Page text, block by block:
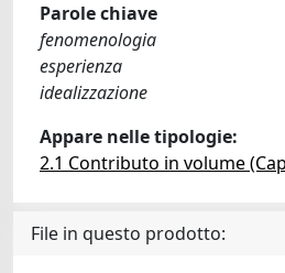
Parole chiave
fenomenologia
esperienza
idealizzazione
Appare nelle tipologie:
2.1 Contributo in volume
File in questo prodotto: